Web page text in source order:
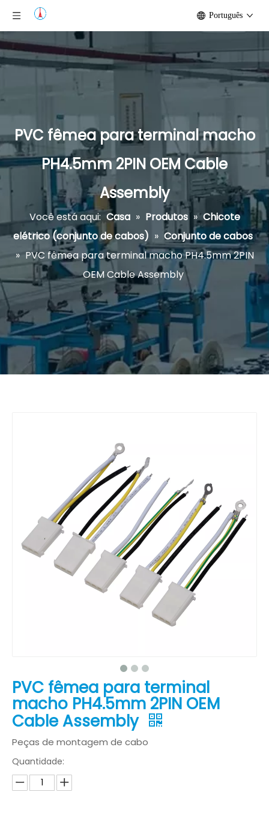
Português
PVC fêmea para terminal macho
PH4.5mm 2PIN OEM Cable
Assembly
Você está aqui: Casa » Produtos » Chicote
elétrico (conjunto de cabos) » Conjunto de cabos
» PVC fêmea para terminal macho PH4.5mm 2PIN
OEM Cable Assembly
PVC fêmea para terminal
macho PH4.5mm 2PIN OEM
Cable Assembly
Peças de montagem de cabo
Quantidade: